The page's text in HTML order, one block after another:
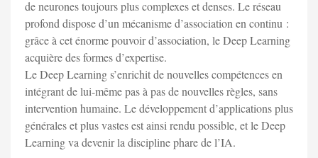
de neurones toujours plus complexes et denses. Le réseau
profond dispose d’un mécanisme d’association en continu :
grâce à cet énorme pouvoir d’association, le Deep Learning
acquière des formes d’expertise.
Le Deep Learning s’enrichit de nouvelles compétences en
intégrant de lui-même pas à pas de nouvelles règles, sans
intervention humaine. Le développement d’applications plus
générales et plus vastes est ainsi rendu possible, et le Deep
Learning va devenir la discipline phare de l’IA.